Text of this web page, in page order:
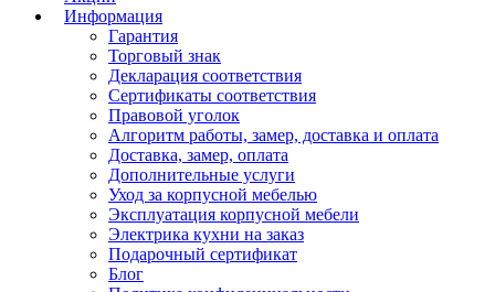
Информация
Гарантия
Торговый знак
Декларация соответствия
Сертификаты соответствия
Правовой уголок
Алгоритм работы, замер, доставка и оплата
Доставка, замер, оплата
Дополнительные услуги
Уход за корпусной мебелью
Эксплуатация корпусной мебели
Электрика кухни на заказ
Подарочный сертификат
Блог